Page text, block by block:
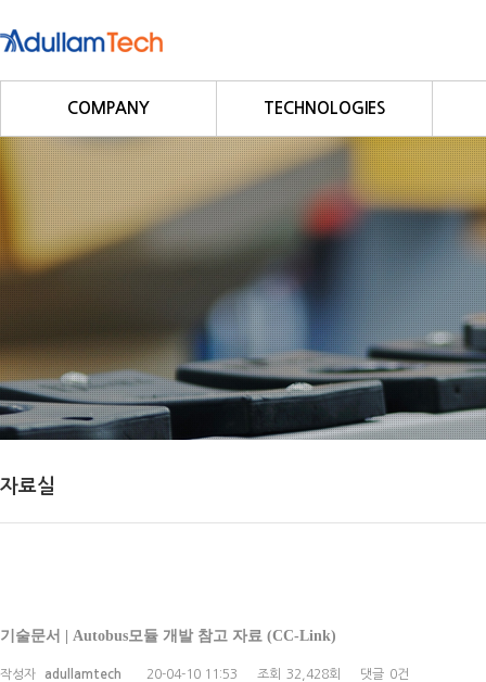
COMPANY TECHNOLOGIES
회사소개
회사연혁
사업영역
Fieldbus
Profibus
DeviceNet
CC-Link
CANopen
Modbus/Modbus TCP
자료실
기술문서 | Autobus모듈 개발 참고 자료 (CC-Link)
작성자 adullamtech 20-04-10 11:53 조회 32,428회 댓글 0건